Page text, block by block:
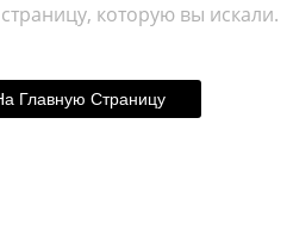
которую вы искали.
Главную Страницу